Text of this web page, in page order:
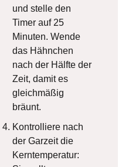
und stelle den
Timer auf 25
Minuten. Wende
das Hähnchen
nach der Hälfte der
Zeit, damit es
gleichmäßig
bräunt.
Kontrolliere nach
der Garzeit die
Kerntemperatur: